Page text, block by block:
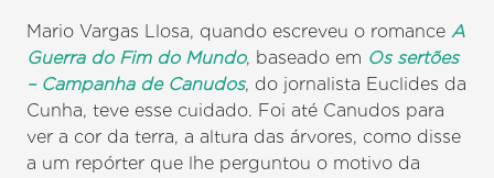
Mario Vargas Llosa, quando escreveu o romanceA
Guerra do Fim do Mundo, baseado em Os sertões
– Campanha de Canudos, do jornalista Euclides da
Cunha, teve esse cuidado. Foi até Canudos para
ver a cor da terra, a altura das árvores, como disse
a um repórter que lhe perguntou o motivo da